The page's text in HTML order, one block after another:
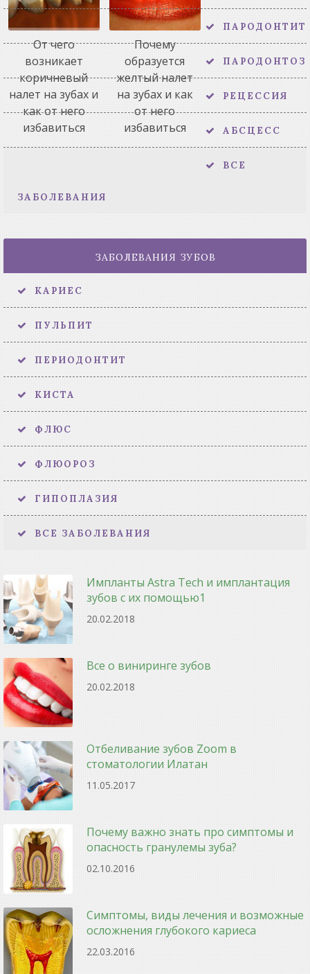
От чего
возникает
коричневый
налет на зубах и
как от него
избавиться
Почему
образуется
желтый налет
на зубах и как
от него
избавиться
ПАРОДОНТИТ
ПАРОДОНТОЗ
РЕЦЕССИЯ
АБСЦЕСС
ВСЕ
ЗАБОЛЕВАНИЯ
ЗАБОЛЕВАНИЯ ЗУБОВ
КАРИЕС
ПУЛЬПИТ
ПЕРИОДОНТИТ
КИСТА
ФЛЮС
ФЛЮОРОЗ
ГИПОПЛАЗИЯ
ВСЕ ЗАБОЛЕВАНИЯ
Импланты Astra Tech и имплантация
зубов с их помощью1
20.02.2018
Все о виниринге зубов
20.02.2018
Отбеливание зубов Zoom в
стоматологии Илатан
11.05.2017
Почему важно знать про симптомы и
опасность гранулемы зуба?
02.10.2016
Симптомы, виды лечения и возможные
осложнения глубокого кариеса
22.03.2016